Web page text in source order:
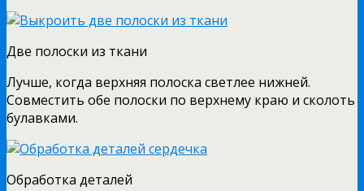
Две полоски из ткани
Лучше, когда верхняя полоска светлее нижней.
Совместить обе полоски по верхнему краю и сколоть
булавками.
Обработка деталей